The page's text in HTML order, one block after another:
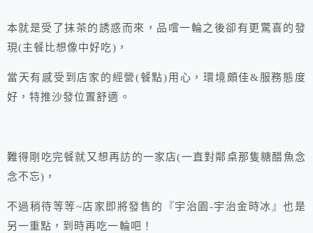
本就是受了抹茶的誘惑而來，品嚐一輪之後卻有更驚喜的發
現(主餐比想像中好吃)，
當天有感受到店家的經營(餐點)用心，環境頗佳&服務態度
好，特推沙發位置舒適。
難得剛吃完餐就又想再訪的一家店(一直對鄰桌那隻糖醋魚念
念不忘)，
不過稍待等等~店家即將發售的『宇治園-宇治金時冰』也是
另一重點，到時再吃一輪吧！